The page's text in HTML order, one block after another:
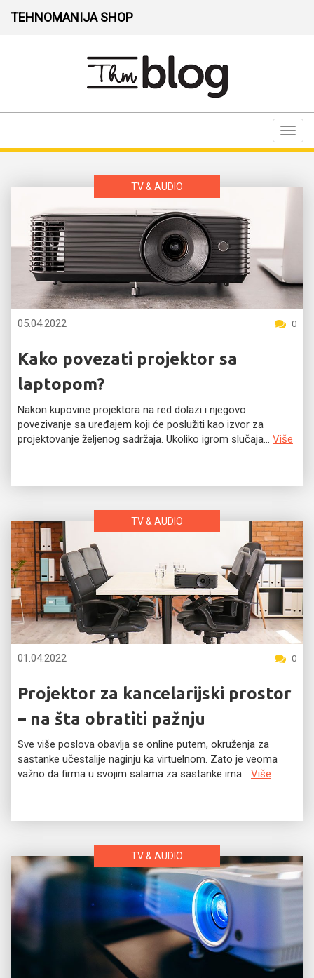
TEHNOMANIJA SHOP
TV & AUDIO
05.04.2022 0
Kako povezati projektor sa
laptopom?
Nakon kupovine projektora na red dolazi i njegovo
povezivanje sa uređajem koji će poslužiti kao izvor za
projektovanje željenog sadržaja. Ukoliko igrom slučaja... Više
TV & AUDIO
01.04.2022 0
Projektor za kancelarijski prostor
– na šta obratiti pažnju
Sve više poslova obavlja se online putem, okruženja za
sastanke učestalije naginju ka virtuelnom. Zato je veoma
važno da firma u svojim salama za sastanke ima... Više
TV & AUDIO